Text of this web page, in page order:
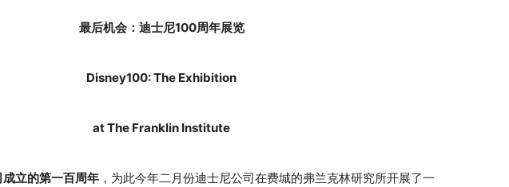
最后机会：迪士尼100周年展览
Disney100: The Exhibition
at The Franklin Institute
立的第一百周年 ，为此今年二月份迪士尼公司在费城的弗兰克林研究所开展了一